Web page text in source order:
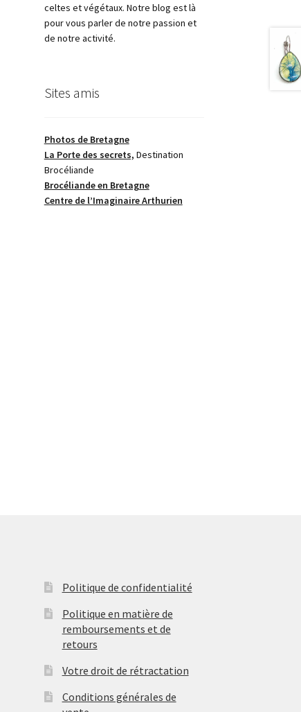
celtes et végétaux. Notre blog est là
pour vous parler de notre passion et
de notre activité.
Sites amis
Photos de Bretagne
La Porte des secrets, Destination
Brocéliande
Brocéliande en Bretagne
Centre de l’Imaginaire Arthurien
Politique de confidentialité
Politique en matière de
remboursements et de
retours
Votre droit de rétractation
Conditions générales de